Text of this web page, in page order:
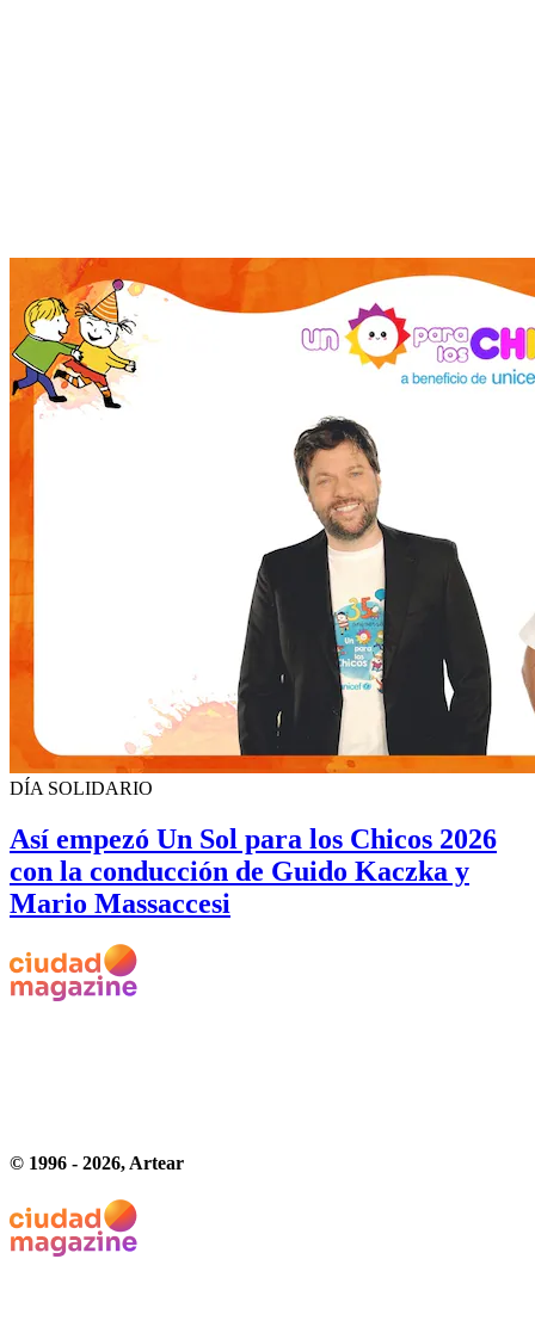
DÍA SOLIDARIO
Así empezó Un Sol para los Chicos 2026
con la conducción de Guido Kaczka y
Mario Massaccesi
© 1996 - 2026, Artear